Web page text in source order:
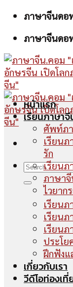
Skip
content
ภาษาจีนดอ
ภาษาจีนดอ
หน้าแรก
เรียนภาษา
ศัพท์ภ
เรียน
รัก
เรียนภ
ภาษา
ไวยา
เรียนภ
เรียน
เรียน
ประโ
ฝึกฟัง
เกี่ยวกับเรา
วีดีโอท่องเที่